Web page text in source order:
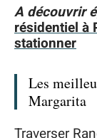
A découvrir
résidentiel à
stationner
Les
Margarita
Traverser